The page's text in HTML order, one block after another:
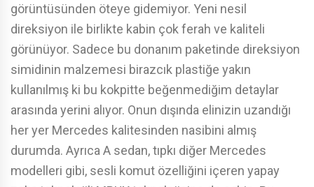
görüntüsünden öteye gidemiyor. Yeni nesil
direksiyon ile birlikte kabin çok ferah ve kaliteli
görünüyor. Sadece bu donanım paketinde direksiyon
simidinin malzemesi birazcık plastiğe yakın
kullanılmış ki bu kokpitte beğenmediğim detaylar
arasında yerini alıyor. Onun dışında elinizin uzandığı
her yer Mercedes kalitesinden nasibini almış
durumda. Ayrıca A sedan, tıpkı diğer Mercedes
modelleri gibi, sesli komut özelliğini içeren yapay